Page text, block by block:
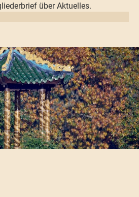
über Aktuelles.